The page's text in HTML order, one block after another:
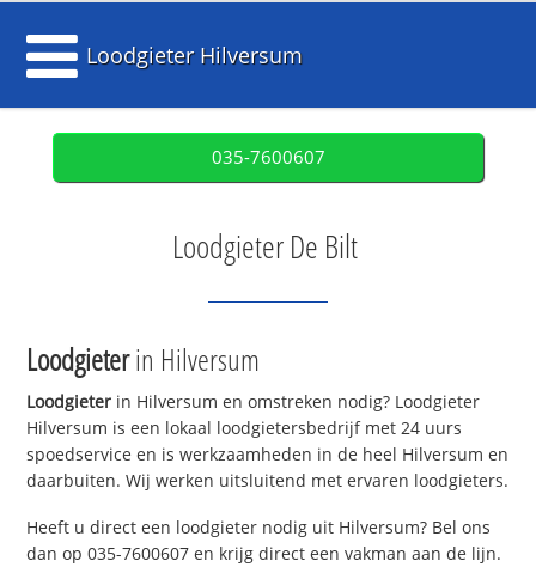
Loodgieter Hilversum
035-7600607
Loodgieter De Bilt
Loodgieterin Hilversum
Loodgieter in Hilversum en omstreken nodig? Loodgieter
Hilversum is een lokaal loodgietersbedrijf met 24 uurs
spoedservice en is werkzaamheden in de heel Hilversum en
daarbuiten. Wij werken uitsluitend met ervaren loodgieters.
Heeft u direct een loodgieter nodig uit Hilversum? Bel ons
dan op 035-7600607 en krijg direct een vakman aan de lijn.